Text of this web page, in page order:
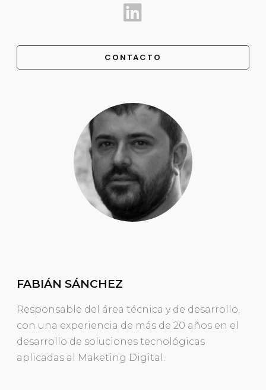
CONTACTO
FABIÁN SÁNCHEZ
Responsable del área técnica y de desarrollo,
con una experiencia de más de 20 años en el
desarrollo de soluciones tecnológicas
aplicadas al Maketing Digital.